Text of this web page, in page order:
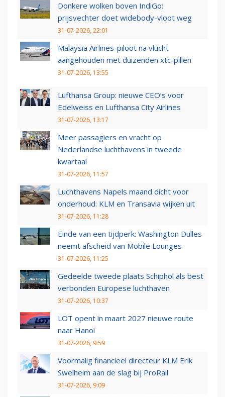
Donkere wolken boven IndiGo:
prijsvechter doet widebody-vloot weg
31-07-2026, 22:01
Malaysia Airlines-piloot na vlucht
aangehouden met duizenden xtc-pillen
31-07-2026, 13:55
Lufthansa Group: nieuwe CEO’s voor
Edelweiss en Lufthansa City Airlines
31-07-2026, 13:17
Meer passagiers en vracht op
Nederlandse luchthavens in tweede
kwartaal
31-07-2026, 11:57
Luchthavens Napels maand dicht voor
onderhoud: KLM en Transavia wijken uit
31-07-2026, 11:28
Einde van een tijdperk: Washington Dulles
neemt afscheid van Mobile Lounges
31-07-2026, 11:25
Gedeelde tweede plaats Schiphol als best
verbonden Europese luchthaven
31-07-2026, 10:37
LOT opent in maart 2027 nieuwe route
naar Hanoi
31-07-2026, 9:59
Voormalig financieel directeur KLM Erik
Swelheim aan de slag bij ProRail
31-07-2026, 9:09